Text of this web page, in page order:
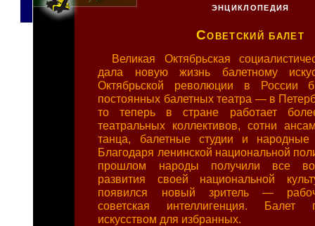
ЭНЦИКЛОПЕДИЯ
Советский балет
Великая Октябрьская
дала новую жизнь балетному
Октябрьской революции в России
постоянных балетных театра — в
то теперь в стране работает
театральных коллективов, сотни
танца, балетные студии и народные
Благодаря ленинской национальной
прошлом народы получили все
развития своей национальной
появился новый зритель —
советская интеллигенция. Балет
искусством для избранных.